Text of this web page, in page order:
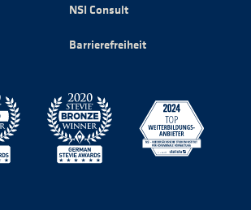
NSI Consult
Barrierefreiheit